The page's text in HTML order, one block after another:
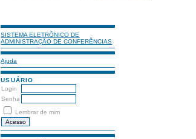
SISTEMA ELETRÔNICO DE
ADMINISTRAÇÃO DE CONFERÊNCIAS
Ajuda
USUÁRIO
Login
Senha
Lembrar de mim